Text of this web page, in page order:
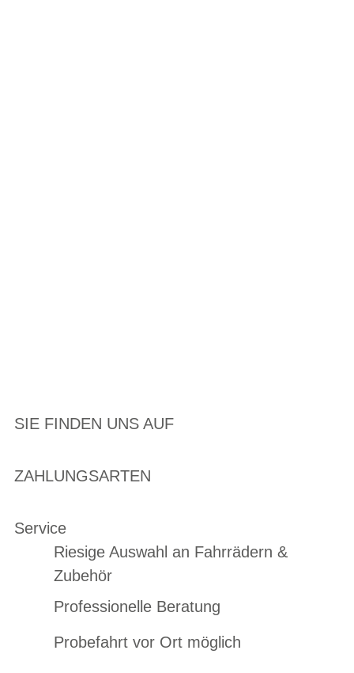
SIE FINDEN UNS AUF
ZAHLUNGSARTEN
Service
Riesige Auswahl an Fahrrädern &
Zubehör
Professionelle Beratung
Probefahrt vor Ort möglich